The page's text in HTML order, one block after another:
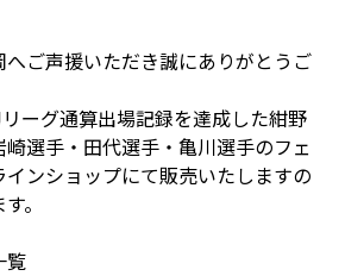
ご声援いただき誠にありがとうご
ーグ通算出場記録を達成した紺野
選手・田代選手・亀川選手のフェ
ンショップにて販売いたしますの
。
覧